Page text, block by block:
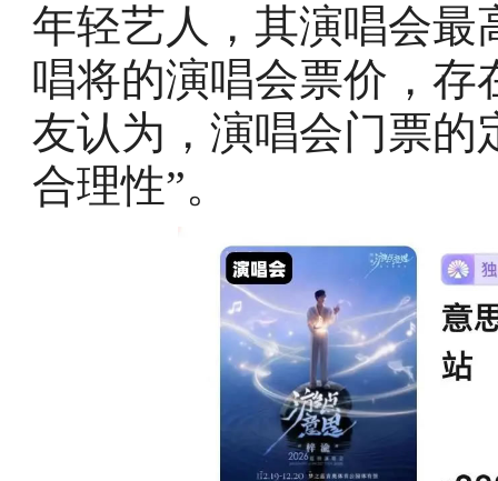
年轻艺人，其演唱会最
唱将的演唱会票价，存
友认为，演唱会门票的
合理性”。